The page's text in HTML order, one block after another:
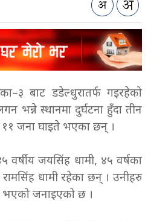
बाट डडेल्धुरातर्फ गइरहेको
भन्ने स्थानमा दुर्घटना हुँदा तीन
जना घाइते भएका छन् ।
वर्षीय जयसिंह धामी, ४५ वर्षका
धामी रहेका छन् । उनीहरु
भएको जनाइएको छ ।